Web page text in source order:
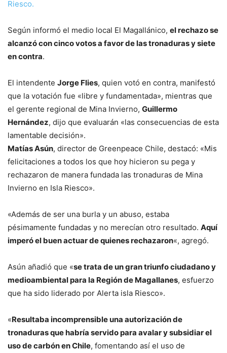
Riesco.
Según informó el medio local El Magallánico, el rechazo se
alcanzó con cinco votos a favor de las tronaduras y siete
en contra.
El intendente Jorge Flies, quien votó en contra, manifestó
que la votación fue «libre y fundamentada», mientras que
el gerente regional de Mina Invierno, Guillermo
Hernández, dijo que evaluarán «las consecuencias de esta
lamentable decisión».
Matías Asún, director de Greenpeace Chile, destacó: «Mis
felicitaciones a todos los que hoy hicieron su pega y
rechazaron de manera fundada las tronaduras de Mina
Invierno en Isla Riesco».
«Además de ser una burla y un abuso, estaba
pésimamente fundadas y no merecían otro resultado. Aquí
imperó el buen actuar de quienes rechazaron«, agregó.
Asún añadió que «se trata de un gran triunfo ciudadano y
medioambiental para la Región de Magallanes, esfuerzo
que ha sido liderado por Alerta isla Riesco».
«Resultaba incomprensible una autorización de
tronaduras que habría servido para avalar y subsidiar el
uso de carbón en Chile, fomentando así el uso de